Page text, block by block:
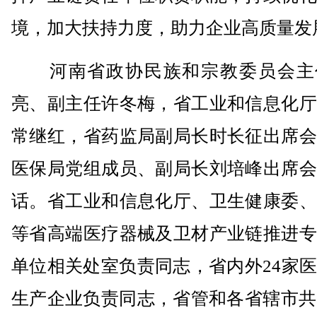
境，加大扶持力度，助力企业高质量发
河南省政协民族和宗教委员会主
亮、副主任许冬梅，省工业和信息化
常继红，省药监局副局长时长征出席
医保局党组成员、副局长刘培峰出席
话。省工业和信息化厅、卫生健康委
等省高端医疗器械及卫材产业链推进
单位相关处室负责同志，省内外24家
生产企业负责同志，省管和各省辖市